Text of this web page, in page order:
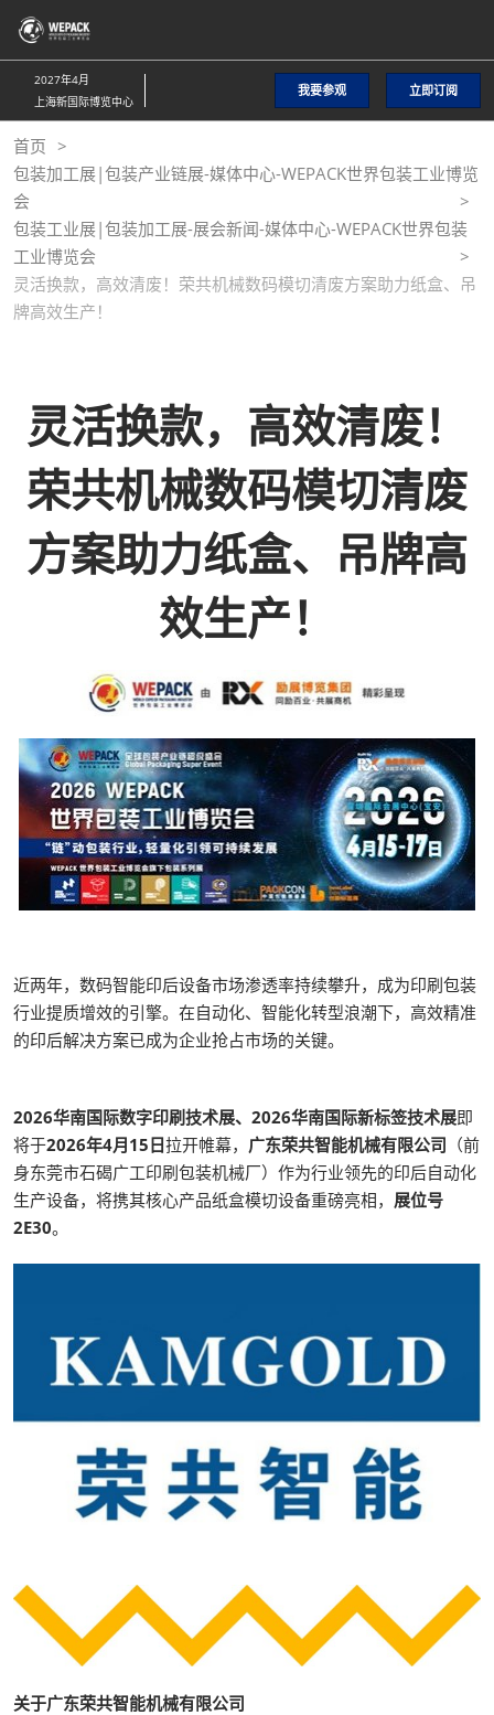
直
接
跳
至
内
容
2027年4月
上海新国际博览中心
我要参观 立即订阅
首页
包装加工展|包装产业链展-媒体中心-WEPACK世界包装工业博览
会
包装工业展|包装加工展-展会新闻-媒体中心-WEPACK世界包装
工业博览会
灵活换款，高效清废！荣共机械数码模切清废方案助力纸盒、吊
牌高效生产！
灵活换款，高效清废！
荣共机械数码模切清废
方案助力纸盒、吊牌高
效生产！
近两年，数码智能印后设备市场渗透率持续攀升，成为印刷包装
行业提质增效的引擎。在自动化、智能化转型浪潮下，高效精准
的印后解决方案已成为企业抢占市场的关键。
2026华南国际数字印刷技术展、2026华南国际新标签技术展即
将于2026年4月15日拉开帷幕， 广东荣共智能机械有限公司 （前
身东莞市石碣广工印刷包装机械厂）作为行业领先的印后自动化
生产设备，将携其核心产品纸盒模切设备重磅亮相， 展位号
2E30。
关于广东荣共智能机械有限公司